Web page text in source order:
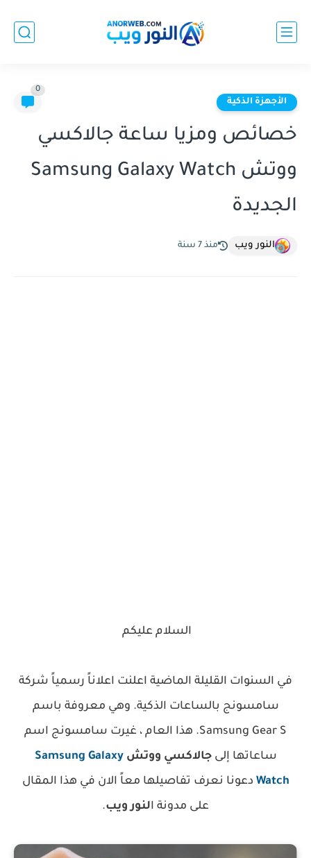
الأجهزة الذكية
0
خصائص ومزيا ساعة جالاكسي
ووتش Samsung Galaxy Watch
الجديدة
النور ويب منذ 7 سنة
السلام عليكم
في السنوات القليلة الماضية اعلنت اعلاناً رسمياً شركة
سامسونج بالساعات الذكية. وهي معروفة باسم
Samsung Gear S. هذا العام ، غيرت سامسونج اسم
ساعاتها إلىجالاكسي ووتشSamsung Galaxy
Watch دعونا نعرف تفاصيلها معاً الان في هذا المقال
على مدونة النور ويب.